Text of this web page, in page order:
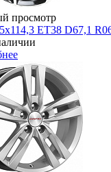
просмотр
ET38 D67,1